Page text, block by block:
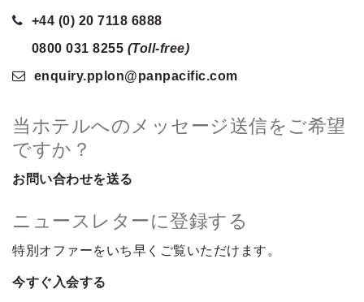
+44 (0) 20 7118 6888
0800 031 8255 (Toll-free)
enquiry.pplon@panpacific.com
当ホテルへのメッセージ送信をご希望
ですか？
お問い合わせを送る
ニュースレターに登録する
特別オファーをいち早くご覧いただけます。
今すぐ入会する